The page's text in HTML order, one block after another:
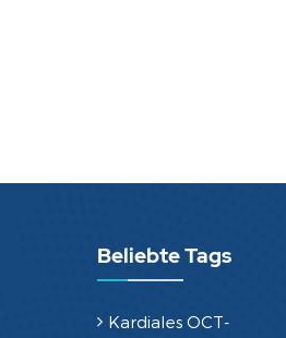
Beliebte Tags
Kardiales OCT-